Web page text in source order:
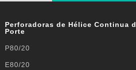
Perforadoras de Hélice Continua
Porte
P80/20
E80/20